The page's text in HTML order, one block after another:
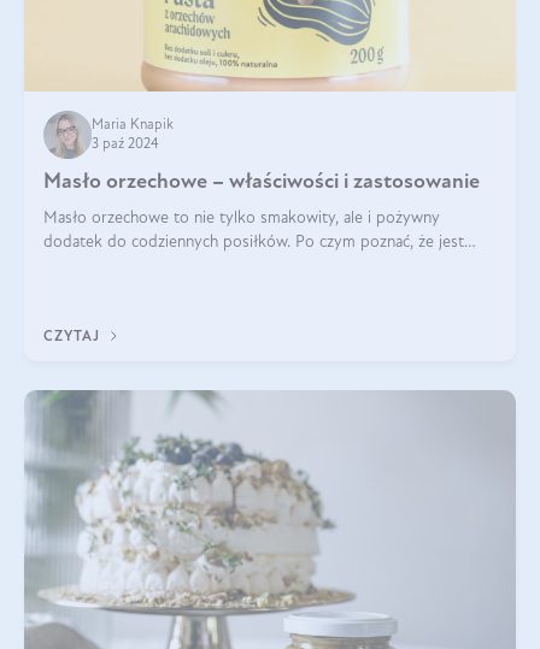
Maria Knapik
3 paź 2024
Masło orzechowe – właściwości i zastosowanie
Masło orzechowe to nie tylko smakowity, ale i pożywny
dodatek do codziennych posiłków. Po czym poznać, że jest
CZYTAJ